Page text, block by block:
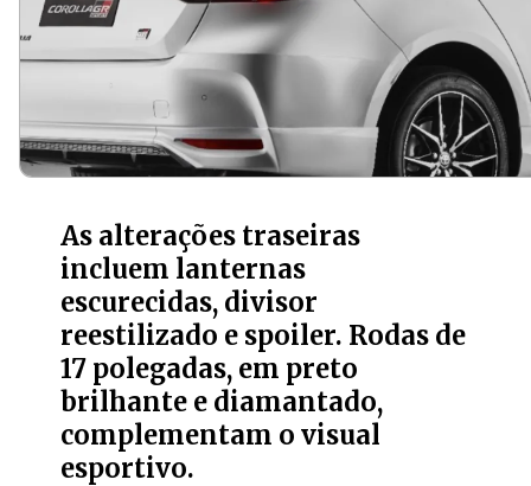
As alterações traseiras
incluem lanternas
escurecidas, divisor
reestilizado e spoiler. Rodas de
17 polegadas, em preto
brilhante e diamantado,
complementam o visual
esportivo.